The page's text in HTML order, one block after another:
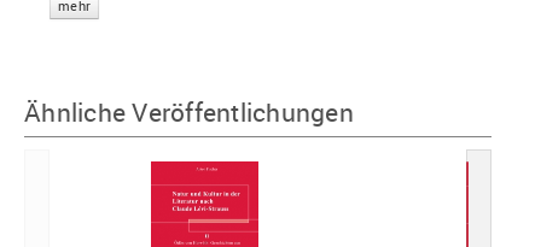
mehr
Ähnliche Veröffentlichungen